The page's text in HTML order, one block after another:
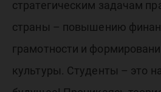
стратегическим задачам
страны – повышению
грамотности и
культуры. Студенты – это